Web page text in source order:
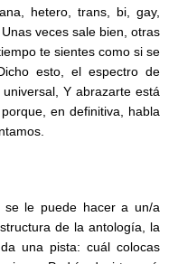
hetero, trans, bi, gay,
veces sale bien, otras
te sientes como si se
esto, el espectro de
Y abrazarte está
en definitiva, habla
le puede hacer a un/a
de la antología, la
una pista: cuál colocas